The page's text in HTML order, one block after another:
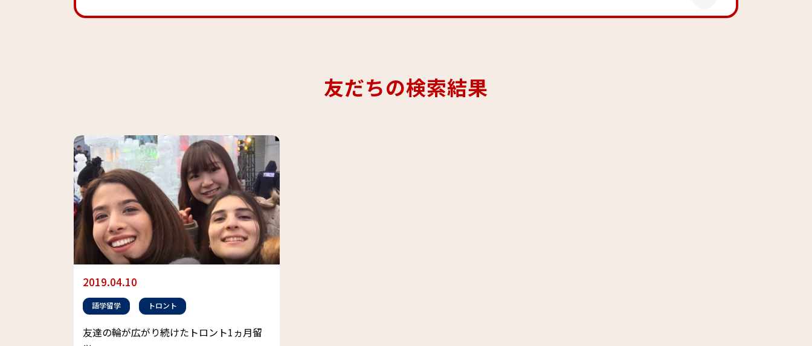
友だちの検索結果
2019.04.10
語学留学 トロント
友達の輪が広がり続けたトロント1ヵ月留